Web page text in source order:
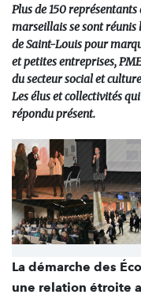
Plus de 150
marseillais se sont réunis
de Saint-Louis pour
et petites entreprises,
du secteur social et
Les élus et collectivités
répondu présent.
La démarche des
une relation étroite